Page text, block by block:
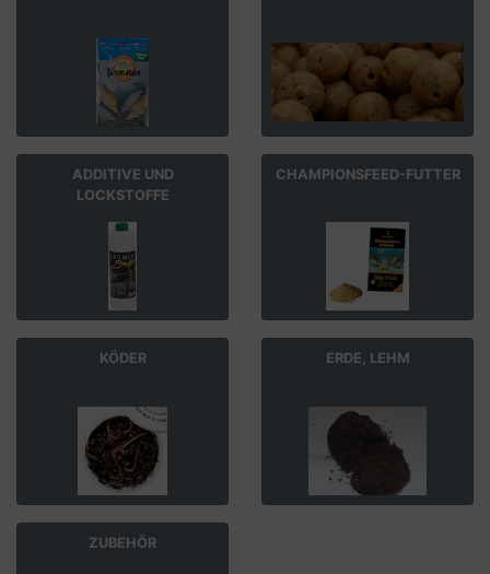
ADDITIVE UND
LOCKSTOFFE
CHAMPIONSFEED-FUTTER
KÖDER ERDE, LEHM
ZUBEHÖR